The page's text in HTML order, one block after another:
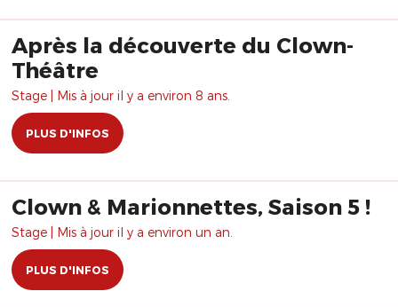
Après la découverte du Clown-
Théâtre
Stage | Mis à jour il y a environ 8 ans.
PLUS D'INFOS
Clown & Marionnettes, Saison 5 !
Stage | Mis à jour il y a environ un an.
PLUS D'INFOS